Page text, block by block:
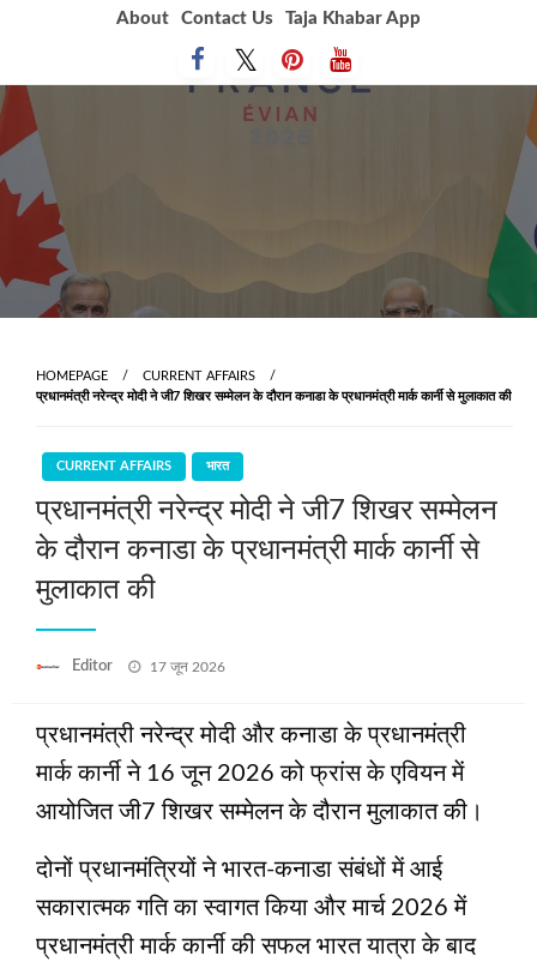
About Contact Us Taja Khabar App
HOMEPAGE
CURRENT AFFAIRS
प्रधानमंत्री नरेन्द्र मोदी ने जी7 शिखर सम्मेलन के दौरान कनाडा के प्रधानमंत्री मार्क कार्नी से मुलाकात की
CURRENT AFFAIRS भारत
प्रधानमंत्री नरेन्द्र मोदी ने जी7 शिखर सम्मेलन
के दौरान कनाडा के प्रधानमंत्री मार्क कार्नी से
मुलाकात की
Editor
Posted
17 जून 2026
प्रधानमंत्री नरेन्द्र मोदी और कनाडा के प्रधानमंत्री
मार्क कार्नी ने 16 जून 2026 को फ्रांस के एवियन में
आयोजित जी7 शिखर सम्मेलन के दौरान मुलाकात की।
दोनों प्रधानमंत्रियों ने भारत-कनाडा संबंधों में आई
सकारात्मक गति का स्वागत किया और मार्च 2026 में
प्रधानमंत्री मार्क कार्नी की सफल भारत यात्रा के बाद